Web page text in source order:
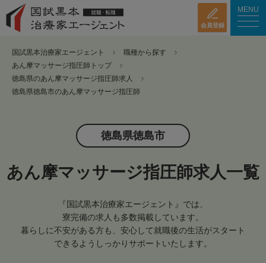
会員登録
MENU
国試黒本治療家エージェント
職種から探す
あん摩マッサージ指圧師トップ
徳島県のあん摩マッサージ指圧師求人
徳島県徳島市のあん摩マッサージ指圧師
徳島県徳島市
あん摩マッサージ指圧師求人一覧
『国試黒本治療家エージェント』では、
寮完備の求人も多数掲載しています。
暮らしに不安がある方も、安心して就職後の生活がスタート
できるようしっかりサポートいたします。